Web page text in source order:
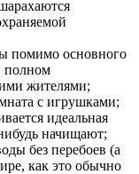
помимо основного
полном
жителями;
с игрушками;
идеальная
начищают;
без перебоев (а
как это обычно